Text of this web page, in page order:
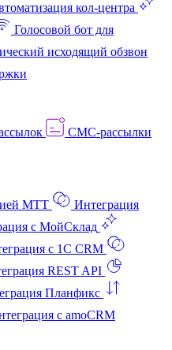
кол‑центра
Голосовой бот для
исходящий обзвон
СМС-рассылки
МТТ
Интеграция
с МойСклад
с 1C CRM
REST API
Планфикс
с amoCRM